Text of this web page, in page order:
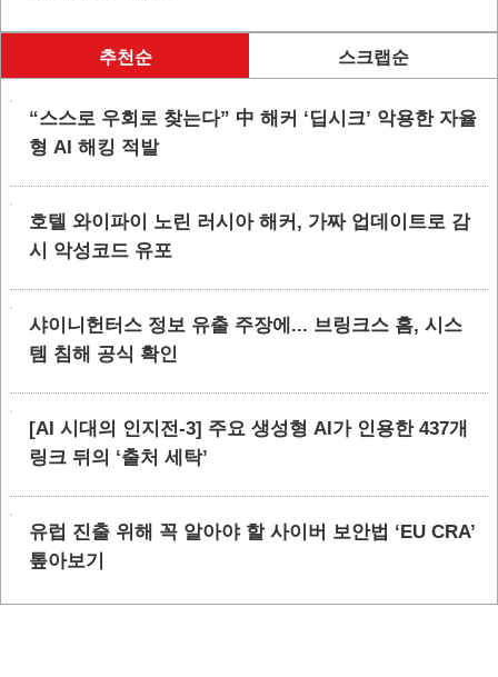
추천순 스크랩순
“스스로 우회로 찾는다” 中 해커 ‘딥시크’ 악용한 자율
형 AI 해킹 적발
호텔 와이파이 노린 러시아 해커, 가짜 업데이트로 감
시 악성코드 유포
샤이니헌터스 정보 유출 주장에... 브링크스 홈, 시스
템 침해 공식 확인
[AI 시대의 인지전-3] 주요 생성형 AI가 인용한 437개
링크 뒤의 ‘출처 세탁’
유럽 진출 위해 꼭 알아야 할 사이버 보안법 ‘EU CRA’
톺아보기